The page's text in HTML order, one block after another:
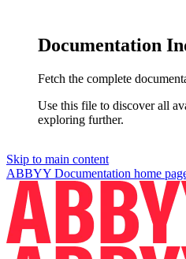
Documentation
Fetch the complete
Use this file to discover all
exploring further.
Skip to main content
ABBYY Documentation home